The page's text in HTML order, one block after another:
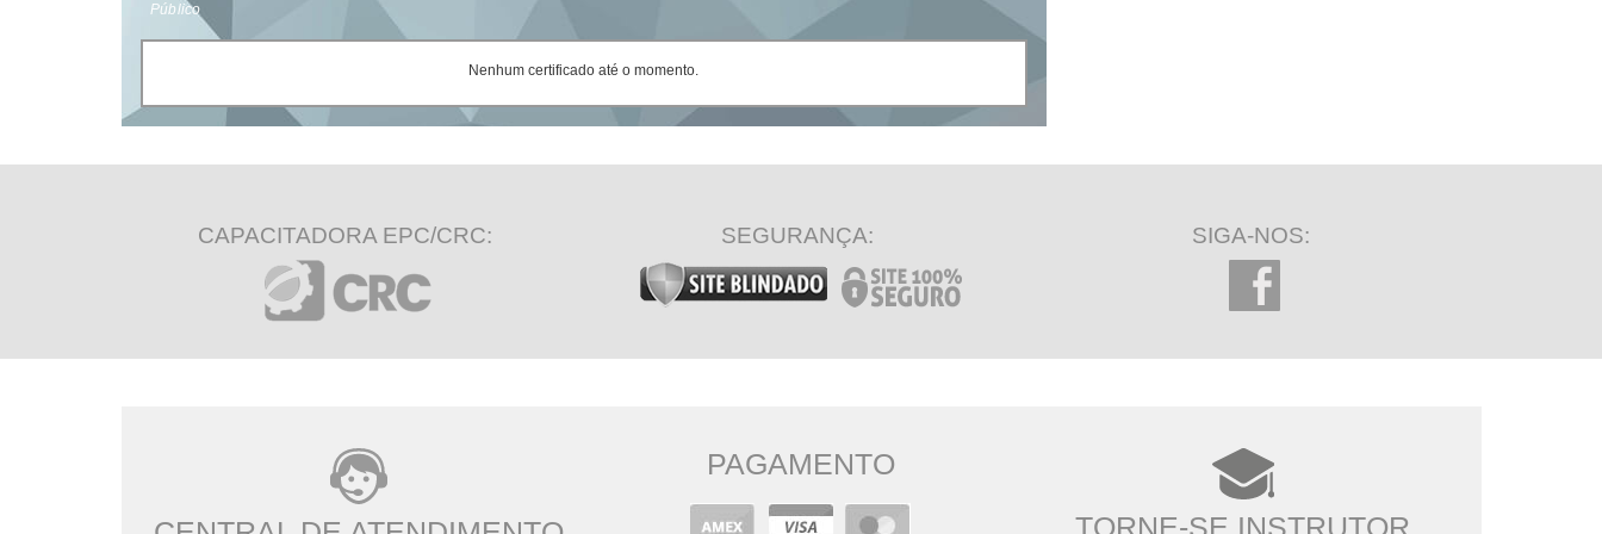
Público
Nenhum certificado até o momento.
CAPACITADORA EPC/CRC: SEGURANÇA: SIGA-NOS:
PAGAMENTO
TORNE-SE INSTRUTOR